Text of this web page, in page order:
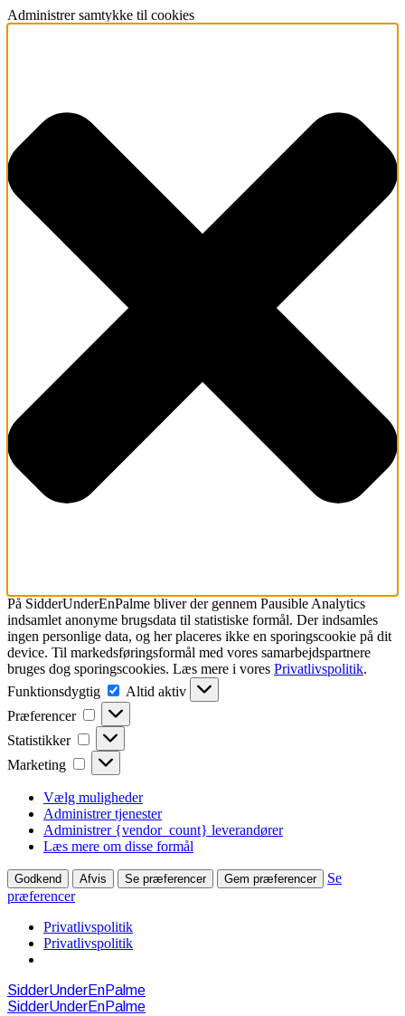
Administrer samtykke til cookies
På SidderUnderEnPalme bliver der gennem Pausible Analytics
indsamlet anonyme brugsdata til statistiske formål. Der indsamles
ingen personlige data, og her placeres ikke en sporingscookie på dit
device. Til markedsføringsformål med vores samarbejdspartnere
bruges dog sporingscookies. Læs mere i vores Privatlivspolitik.
Funktionsdygtig
Funktionsdygtig
Altid aktiv
Præferencer
Præferencer
Statistikker Statistikker
Marketing Marketing
Vælg muligheder
Administrer tjenester
Administrer {vendor_count} leverandører
Læs mere om disse formål
Godkend Afvis Se præferencer Gem præferencer
Se
præferencer
Privatlivspolitik
Privatlivspolitik
SidderUnderEnPalme
SidderUnderEnPalme